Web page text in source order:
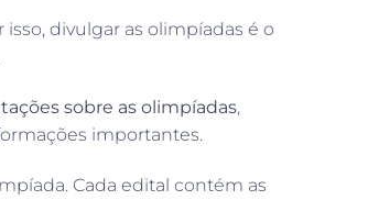
divulgar as olimpíadas é o
sobre as olimpíadas,
importantes.
Cada edital contém as